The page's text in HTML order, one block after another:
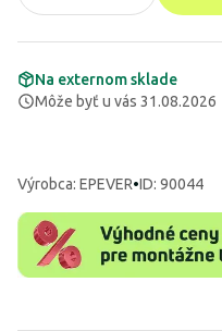
Na externom sklade
Môže byť u vás 31.08.2026
Výrobca: EPEVER•ID: 90044